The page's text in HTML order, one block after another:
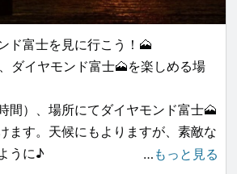
around, I found myself
unforgettable.
興奮不已。日本的煙花竟然能持續長
重大節日（如跨年）只有約五分鐘，
震驚。館山花火的特別之處在於它在
廣闊，一瞬間四處綻放，讓人不知該
night possible. Already
| 館山湾花火大会
8th — a must-see summer
粋な喜びを感じて 🌌🎆
ド富士を見に行こう！🗻
ダイヤモンド富士🗻を楽しめる場
間）、場所にてダイヤモンド富士🗻
ます。天候にもよりますが、素敵な
うに♪
… もっと見る